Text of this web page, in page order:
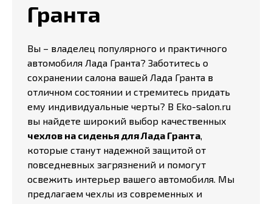
Гранта
Вы – владелец популярного и практичного
автомобиля Лада Гранта? Заботитесь о
сохранении салона вашей Лада Гранта в
отличном состоянии и стремитесь придать
ему индивидуальные черты? В Eko-salon.ru
вы найдете широкий выбор качественных
чехлов на сиденья для Лада Гранта,
которые станут надежной защитой от
повседневных загрязнений и помогут
освежить интерьер вашего автомобиля. Мы
предлагаем чехлы из современных и